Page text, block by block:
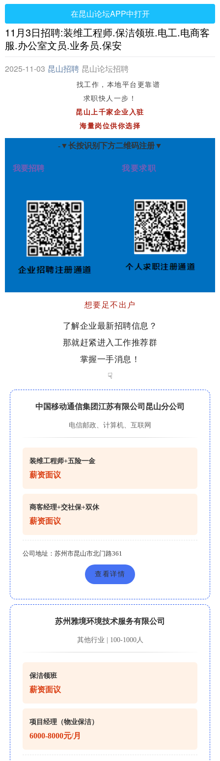
在昆山论坛APP中打开
11月3日招聘:装维工程师.保洁领班.电工.电商客
服.办公室文员.业务员.保安
2025-11-03 昆山招聘 昆山论坛招聘
找工作，本地平台更靠谱
求职快人一步！
昆山上千家企业入驻
海量岗位供你选择
-▼长按识别下方二维码注册▼
我要招聘 我要求职
想要足不出户
了解企业最新招聘信息？
那就赶紧进入工作推荐群
掌握一手消息！
☟
中国移动通信集团江苏有限公司昆山分公司
电信邮政、计算机、互联网
装维工程师+五险一金
薪资面议
商客经理+交社保+双休
薪资面议
公司地址： 苏州市昆山市北门路361
查看详情
苏州雅境环境技术服务有限公司
其他行业 | 100-1000人
保洁领班
薪资面议
项目经理（物业保洁）
6000-8000元/月